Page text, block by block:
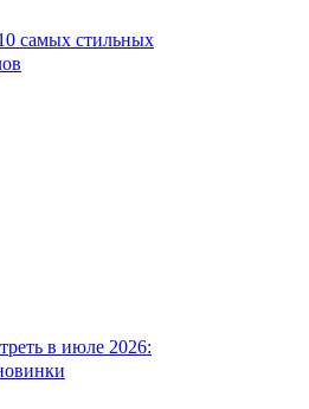
самых стильных
в июле 2026: